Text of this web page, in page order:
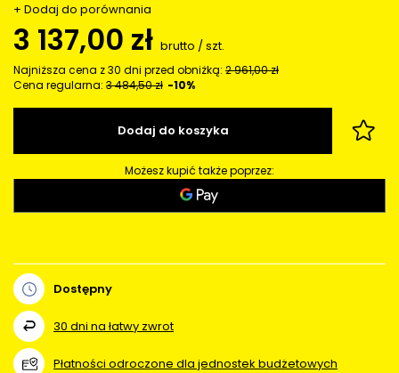
+ Dodaj do porównania
3 137,00 zł brutto /szt.
Najniższa cena z 30 dni przed obniżką: 2 961,00 zł
Cena regularna: 3 484,50 zł -10%
Dodaj do koszyka
Możesz kupić także poprzez:
Dostępny
30 dni na łatwy zwrot
Płatności odroczone dla jednostek budżetowych